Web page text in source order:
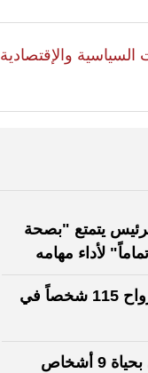
السياسية والإقتصادية
يتمتع "بصحة
لأداء مهامه
"إيبولا" يحصد أرواح 115 شخصاً في
9 أشخاص